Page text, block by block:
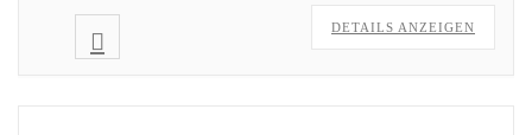
DETAILS ANZEIGEN